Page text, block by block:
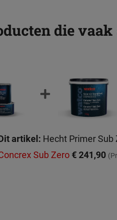
die
artikel: Hecht Primer Sub
Sub Zero€ 241,90